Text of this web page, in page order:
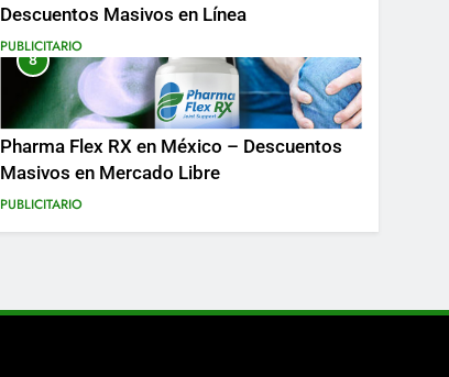
Descuentos Masivos en Línea
PUBLICITARIO
8
Pharma Flex RX en México – Descuentos
Masivos en Mercado Libre
PUBLICITARIO